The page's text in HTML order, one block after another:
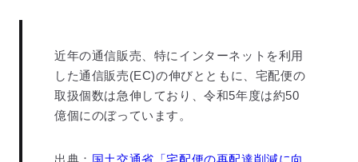
近年の通信販売、特にインターネットを利用
した通信販売(EC)の伸びとともに、宅配便の
取扱個数は急伸しており、令和5年度は約50
億個にのぼっています。
出典： 国土交通省「宅配便の再配達削減に向